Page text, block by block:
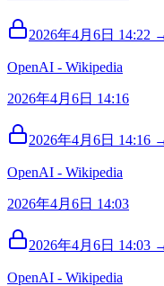
2026年4月6日 14:22
OpenAI - Wikipedia
2026年4月6日 14:16
2026年4月6日 14:16
OpenAI - Wikipedia
2026年4月6日 14:03
2026年4月6日 14:03
OpenAI - Wikipedia